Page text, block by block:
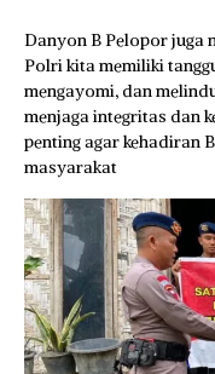
Danyon B Pelopor juga
Polri kita memiliki
mengayomi, dan
menjaga integritas dan
penting agar kehadiran
masyarakat